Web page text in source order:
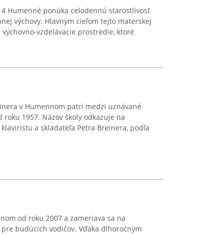
Humenné ponúka celodennú starostlivosť
výchovy. Hlavným cieľom tejto materskej
vzdelávacie prostredie, ktoré
v Humennom patrí medzi uznávané
1957. Názov školy odkazuje na
a skladateľa Petra Breinera, podľa
od roku 2007 a zameriava sa na
budúcich vodičov. Vďaka dlhoročným